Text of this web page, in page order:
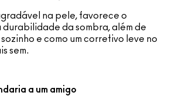
na pele, favorece o
durabilidade da sombra, além de
e como um corretivo leve no
sem.
a um amigo